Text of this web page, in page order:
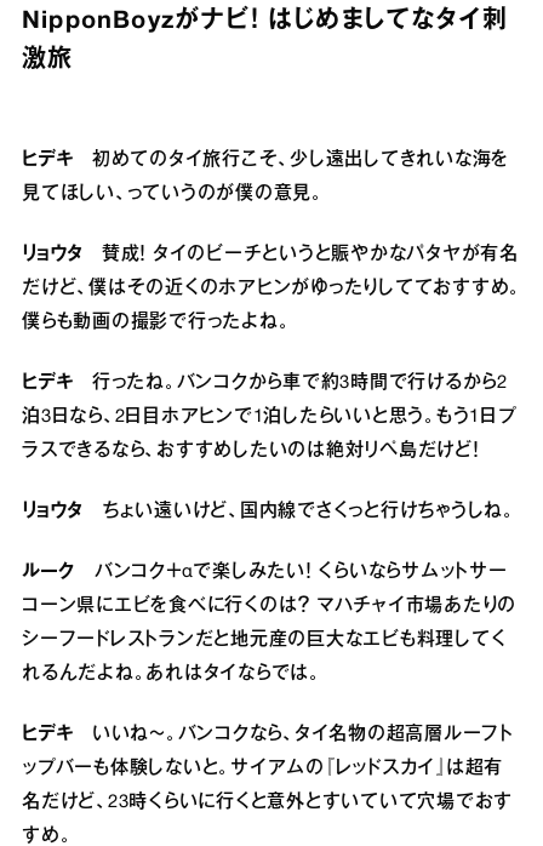
NipponBoyzがナビ！ はじめましてなタイ刺
激旅
ヒデキ 初めてのタイ旅行こそ、少し遠出してきれいな海を
見てほしい、っていうのが僕の意見。
リョウタ 賛成！ タイのビーチというと賑やかなパタヤが有名
だけど、僕はその近くのホアヒンがゆったりしてておすすめ。
僕らも動画の撮影で行ったよね。
ヒデキ 行ったね。バンコクから車で約3時間で行けるから2
泊3日なら、2日目ホアヒンで1泊したらいいと思う。もう1日プ
ラスできるなら、おすすめしたいのは絶対リペ島だけど！
リョウタ ちょい遠いけど、国内線でさくっと行けちゃうしね。
ルーク バンコク＋αで楽しみたい！ くらいならサムットサー
コーン県にエビを食べに行くのは？ マハチャイ市場あたりの
シーフードレストランだと地元産の巨大なエビも料理してく
れるんだよね。あれはタイならでは。
ヒデキ いいね～。バンコクなら、タイ名物の超高層ルーフト
ップバーも体験しないと。サイアムの『レッドスカイ』は超有
名だけど、23時くらいに行くと意外とすいていて穴場でおす
すめ。